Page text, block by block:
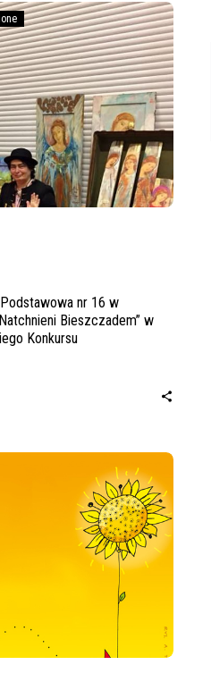
nr 16 w
Bieszczadem” w
Konkursu